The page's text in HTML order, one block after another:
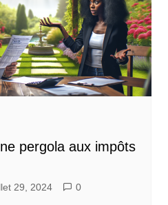
pergola aux impôts
29, 2024 0